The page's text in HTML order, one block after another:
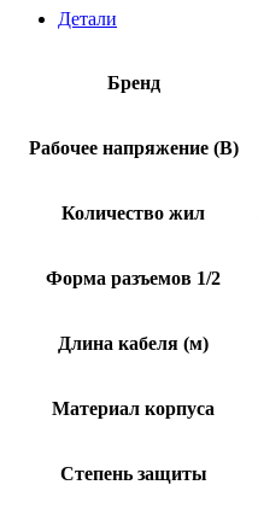
Детали
Бренд
Рабочее напряжение (В)
Количество жил
Форма разъемов 1/2
Длина кабеля (м)
Материал корпуса
Степень защиты